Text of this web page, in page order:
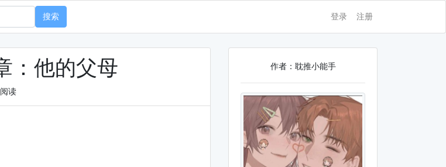
搜索 登录 注册
：他的父母
读
作者：耽推小能手